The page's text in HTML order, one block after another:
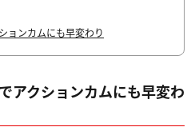
ョンカムにも早変わり
アクションカムにも早変わ